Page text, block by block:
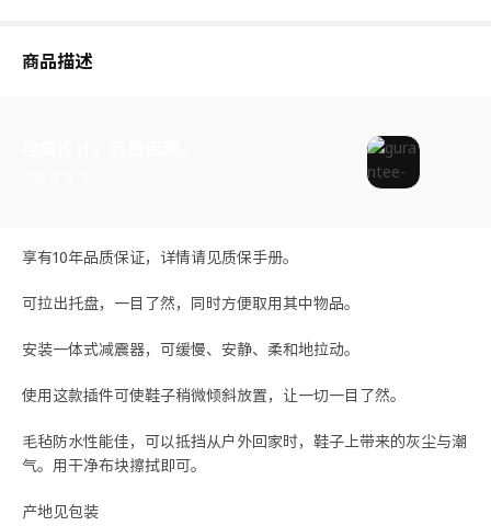
商品描述
享有10年品质保证，详情请见质保手册。
可拉出托盘，一目了然，同时方便取用其中物品。
安装一体式减震器，可缓慢、安静、柔和地拉动。
使用这款插件可使鞋子稍微倾斜放置，让一切一目了然。
毛毡防水性能佳，可以抵挡从户外回家时，鞋子上带来的灰尘与潮
气。用干净布块擦拭即可。
产地见包装